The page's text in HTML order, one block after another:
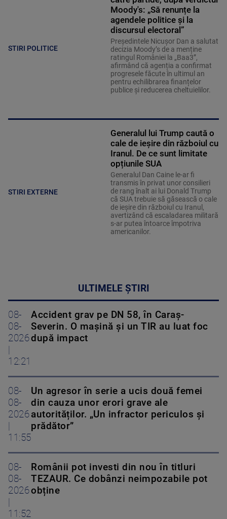
STIRI POLITICE
Moody's: „Să renunțe la
agendele politice şi la
discursul electoral”
Președintele Nicușor Dan a salutat
decizia Moody’s de a menține
ratingul României la „Baa3”,
afirmând că agenția a confirmat
progresele făcute în ultimul an
pentru echilibrarea finanțelor
publice și reducerea cheltuielilor.
STIRI EXTERNE
Generalul lui Trump caută o
cale de ieșire din războiul cu
Iranul. De ce sunt limitate
opțiunile SUA
Generalul Dan Caine le-ar fi
transmis în privat unor consilieri
de rang înalt ai lui Donald Trump
că SUA trebuie să găsească o cale
de ieșire din războiul cu Iranul,
avertizând că escaladarea militară
s-ar putea întoarce împotriva
americanilor.
ULTIMELE ȘTIRI
08-
08-
2026
12:21
Accident grav pe DN 58, în Caraș-
Severin. O mașină și un TIR au luat foc
după impact
08-
08-
2026
11:55
Un agresor în serie a ucis două femei
din cauza unor erori grave ale
autorităților. „Un infractor periculos și
prădător”
08-
08-
2026
11:52
Românii pot investi din nou în titluri
TEZAUR. Ce dobânzi neimpozabile pot
obține